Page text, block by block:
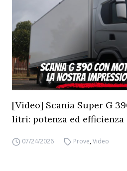
[Video] Scania Super G
litri: potenza ed efficienza
07/24/2026 Prove,Video